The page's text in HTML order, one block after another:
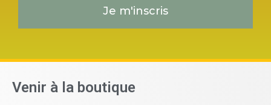
Je m'inscris
Venir à la boutique